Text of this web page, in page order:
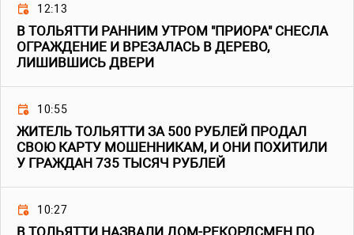
12:13
В ТОЛЬЯТТИ РАННИМ УТРОМ "ПРИОРА" СНЕСЛА
ОГРАЖДЕНИЕ И ВРЕЗАЛАСЬ В ДЕРЕВО,
ЛИШИВШИСЬ ДВЕРИ
10:55
ЖИТЕЛЬ ТОЛЬЯТТИ ЗА 500 РУБЛЕЙ ПРОДАЛ
СВОЮ КАРТУ МОШЕННИКАМ, И ОНИ ПОХИТИЛИ
У ГРАЖДАН 735 ТЫСЯЧ РУБЛЕЙ
10:27